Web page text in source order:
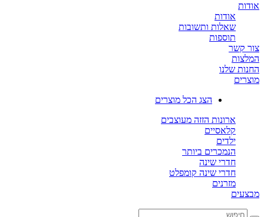
אודות
שאלות ותשובות
תוספות
קשר
שלנו
הצג הכל מוצרים
ארונות הזזה מעוצבים
קלאסיים
הנמכרים ביותר
חדרי שינה
חדרי שינה קומפלט
מזרנים